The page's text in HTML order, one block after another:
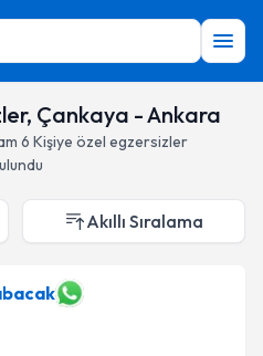
Çankaya - Ankara
6 Kişiye özel egzersizler
Akıllı Sıralama